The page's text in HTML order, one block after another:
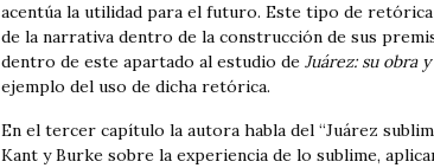
acentúa la utilidad para el futuro. Este tipo de
de la narrativa dentro de la construcción de sus
dentro de este apartado al estudio de Juárez: su obra
ejemplo del uso de dicha retórica.
En el tercer capítulo la autora habla del “Juárez
Kant y Burke sobre la experiencia de lo sublime,